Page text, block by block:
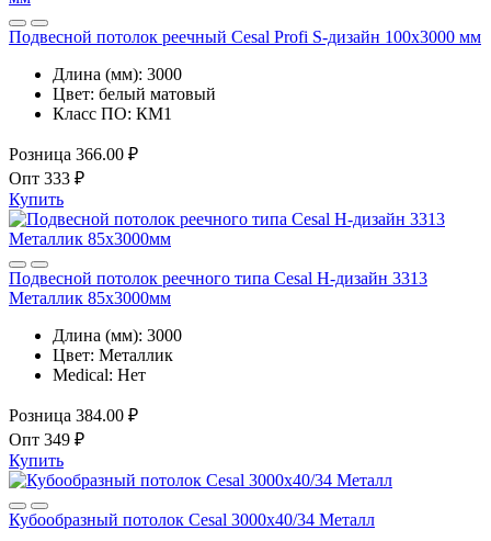
Подвесной потолок реечный Cesal Profi S-дизайн 100x3000 мм
Длина (мм): 3000
Цвет: белый матовый
Класс ПО: КМ1
Розница 366.00 ₽
Опт 333 ₽
Купить
Подвесной потолок реечного типа Cesal H-дизайн 3313
Металлик 85х3000мм
Длина (мм): 3000
Цвет: Металлик
Medical: Нет
Розница 384.00 ₽
Опт 349 ₽
Купить
Кубообразный потолок Cesal 3000х40/34 Металл